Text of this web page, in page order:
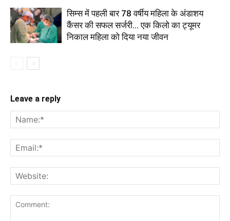
सिम्स में पहली बार 78 वर्षीय महिला के अंडाशय
कैंसर की सफल सर्जरी... एक किलो का ट्यूमर
निकाल महिला को दिया नया जीवन
Leave a reply